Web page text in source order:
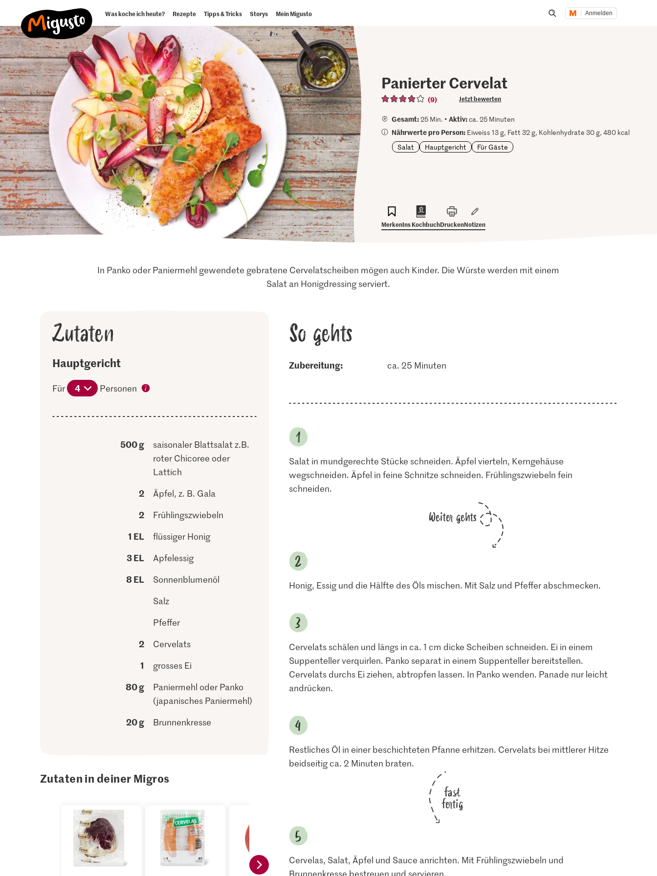
Was koche ich heute? Rezepte Tipps & Tricks Storys Mein Migusto Anmelden
Panierter Cervelat
(9) Jetzt bewerten
Gesamt:25 Min. •Aktiv:ca. 25 Minuten
Nährwerte pro Person: Eiweiss 13 g, Fett 32 g, Kohlenhydrate 30 g, 480 kcal
Salat
Hauptgericht Für Gäste
MerkenIns KochbuchDruckenNotizen
In Panko oder Paniermehl gewendete gebratene Cervelatscheiben mögen auch Kinder. Die Würste werden mit einem
Salat an Honigdressing serviert.
Zutaten
Hauptgericht
Für 4 Personen
500 g
saisonaler Blattsalat z.B.
roter Chicoree oder
Lattich
2 Äpfel, z. B. Gala
2 Frühlingszwiebeln
1 EL flüssiger Honig
3 EL Apfelessig
8 EL
Sonnenblumenöl
Salz
Pfeffer
2 Cervelats
1 grosses Ei
80 g
Paniermehl oder Panko
(japanisches Paniermehl)
20 g Brunnenkresse
Zutaten in deiner Migros
So gehts
Zubereitung: ca. 25 Minuten
Salat in mundgerechte Stücke schneiden. Äpfel vierteln, Kerngehäuse
wegschneiden. Äpfel in feine Schnitze schneiden. Frühlingszwiebeln fein
schneiden.
Weiter gehts
Honig, Essig und die Hälfte des Öls mischen. Mit Salz und Pfeffer abschmecken.
Cervelats schälen und längs in ca. 1 cm dicke Scheiben schneiden. Ei in einem
Suppenteller verquirlen. Panko separat in einem Suppenteller bereitstellen.
Cervelats durchs Ei ziehen, abtropfen lassen. In Panko wenden. Panade nur leicht
andrücken.
Restliches Öl in einer beschichteten Pfanne erhitzen. Cervelats bei mittlerer Hitze
beidseitig ca. 2 Minuten braten.
fast
fertig
Cervelas, Salat, Äpfel und Sauce anrichten. Mit Frühlingszwiebeln und
Brunnenkresse bestreuen und servieren.